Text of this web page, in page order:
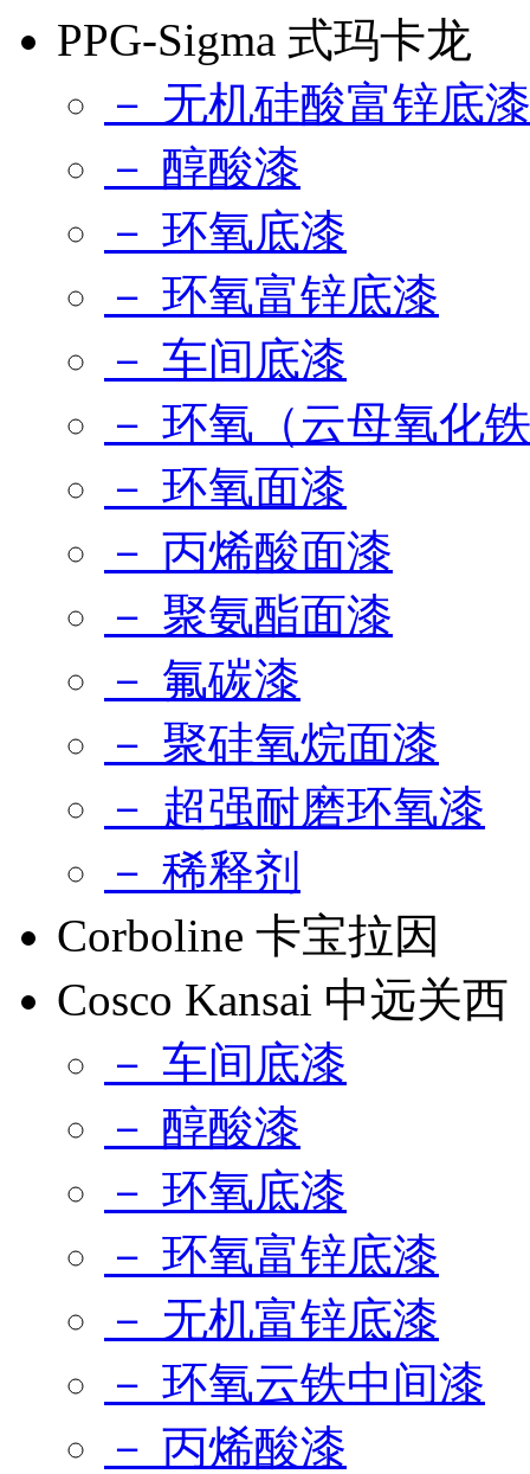
PPG-Sigma 式玛卡龙
－ 无机硅酸富锌底漆
－ 醇酸漆
－ 环氧底漆
－ 环氧富锌底漆
－ 车间底漆
－ 环氧（云母氧化
－ 环氧面漆
－ 丙烯酸面漆
－ 聚氨酯面漆
－ 氟碳漆
－ 聚硅氧烷面漆
－ 超强耐磨环氧漆
－ 稀释剂
Corboline 卡宝拉因
Cosco Kansai 中远关西
－ 车间底漆
－ 醇酸漆
－ 环氧底漆
－ 环氧富锌底漆
－ 无机富锌底漆
－ 环氧云铁中间漆
－ 丙烯酸漆